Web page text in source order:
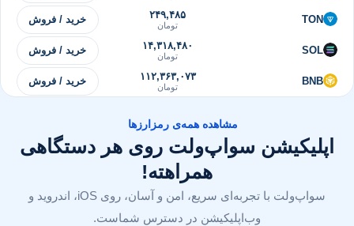
TON ۲۴۹,۴۸۵
تومان خرید / فروش
SOL ۱۴,۳۱۸,۴۸۰
تومان خرید / فروش
BNB ۱۱۲,۳۶۳,۰۷۳
تومان خرید / فروش
مشاهده همه‌ی رمزارزها
اپلیکیشن سواپ‌ولت روی هر دستگاهی
همراهته!
سواپ‌ولت با تجربه‌ای سریع، امن و آسان، روی iOS، اندروید و
وب‌اپلیکیشن در دسترس شماست.